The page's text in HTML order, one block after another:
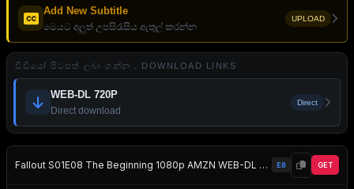
Add New Subtitle
මෙයට අලුත් උපසිරැසිය ඇතුල් කරන්න
UPLOAD
වීඩියෝ පිටපත් ලබා ගන්න . DOWNLOAD LINKS
WEB-DL 720P
Direct download
Direct
Fallout S01E08 The Beginning 1080p AMZN WEB-DL DDP5 1 H 265-NINJACENTRAL EZTV E8 GET